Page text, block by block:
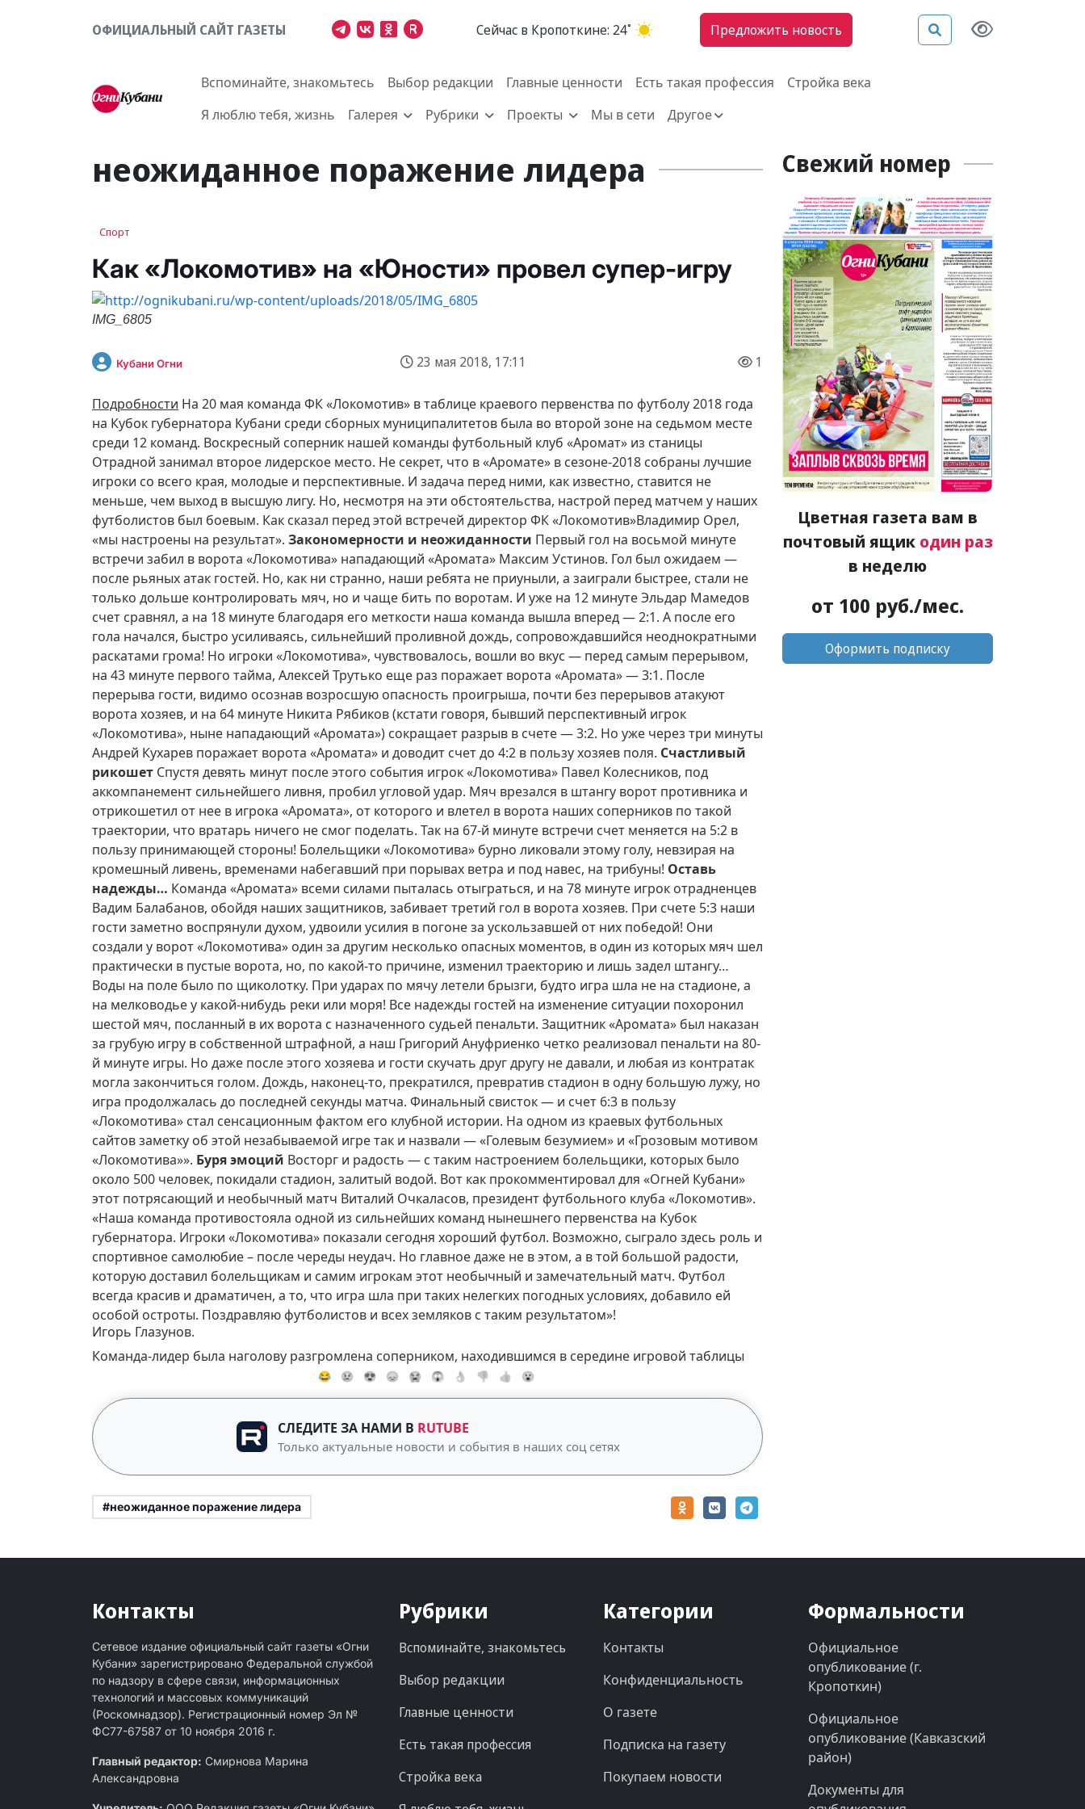
ОФИЦИАЛЬНЫЙ САЙТ ГАЗЕТЫ Cейчас в Кропоткине: 24˚ Предложить новость
Вспоминайте, знакомьтесь Выбор редакции Главные ценности Есть такая профессия
Стройка века
Я люблю тебя, жизнь
Галерея Рубрики Проекты Мы в сети Другое
неожиданное поражение лидера
Спорт
Как «Локомотив» на «Юности» провел супер-игру
IMG_6805
Кубани Огни 23 мая 2018, 17:11 1
Подробности На 20 мая команда ФК «Локомотив» в таблице краевого первенства по футболу 2018 года
на Кубок губернатора Кубани среди сборных муниципалитетов была во второй зоне на седьмом месте
среди 12 команд. Воскресный соперник нашей команды футбольный клуб «Аромат» из станицы
Отрадной занимал второе лидерское место. Не секрет, что в «Аромате» в сезоне-2018 собраны лучшие
игроки со всего края, молодые и перспективные. И задача перед ними, как известно, ставится не
меньше, чем выход в высшую лигу. Но, несмотря на эти обстоятельства, настрой перед матчем у наших
футболистов был боевым. Как сказал перед этой встречей директор ФК «Локомотив»Владимир Орел,
«мы настроены на результат». Закономерности и неожиданности Первый гол на восьмой минуте
встречи забил в ворота «Локомотива» нападающий «Аромата» Максим Устинов. Гол был ожидаем —
после рьяных атак гостей. Но, как ни странно, наши ребята не приуныли, а заиграли быстрее, стали не
только дольше контролировать мяч, но и чаще бить по воротам. И уже на 12 минуте Эльдар Мамедов
счет сравнял, а на 18 минуте благодаря его меткости наша команда вышла вперед — 2:1. А после его
гола начался, быстро усиливаясь, сильнейший проливной дождь, сопровождавшийся неоднократными
раскатами грома! Но игроки «Локомотива», чувствовалось, вошли во вкус — перед самым перерывом,
на 43 минуте первого тайма, Алексей Трутько еще раз поражает ворота «Аромата» — 3:1. После
перерыва гости, видимо осознав возросшую опасность проигрыша, почти без перерывов атакуют
ворота хозяев, и на 64 минуте Никита Рябиков (кстати говоря, бывший перспективный игрок
«Локомотива», ныне нападающий «Аромата») сокращает разрыв в счете — 3:2. Но уже через три минуты
Андрей Кухарев поражает ворота «Аромата» и доводит счет до 4:2 в пользу хозяев поля. Счастливый
рикошет Спустя девять минут после этого события игрок «Локомотива» Павел Колесников, под
аккомпанемент сильнейшего ливня, пробил угловой удар. Мяч врезался в штангу ворот противника и
отрикошетил от нее в игрока «Аромата», от которого и влетел в ворота наших соперников по такой
траектории, что вратарь ничего не смог поделать. Так на 67-й минуте встречи счет меняется на 5:2 в
пользу принимающей стороны! Болельщики «Локомотива» бурно ликовали этому голу, невзирая на
кромешный ливень, временами набегавший при порывах ветра и под навес, на трибуны! Оставь
надежды… Команда «Аромата» всеми силами пыталась отыграться, и на 78 минуте игрок отрадненцев
Вадим Балабанов, обойдя наших защитников, забивает третий гол в ворота хозяев. При счете 5:3 наши
гости заметно воспрянули духом, удвоили усилия в погоне за ускользавшей от них победой! Они
создали у ворот «Локомотива» один за другим несколько опасных моментов, в один из которых мяч шел
практически в пустые ворота, но, по какой-то причине, изменил траекторию и лишь задел штангу…
Воды на поле было по щиколотку. При ударах по мячу летели брызги, будто игра шла не на стадионе, а
на мелководье у какой-нибудь реки или моря! Все надежды гостей на изменение ситуации похоронил
шестой мяч, посланный в их ворота с назначенного судьей пенальти. Защитник «Аромата» был наказан
за грубую игру в собственной штрафной, а наш Григорий Ануфриенко четко реализовал пенальти на 80-
й минуте игры. Но даже после этого хозяева и гости скучать друг другу не давали, и любая из контратак
могла закончиться голом. Дождь, наконец-то, прекратился, превратив стадион в одну большую лужу, но
игра продолжалась до последней секунды матча. Финальный свисток — и счет 6:3 в пользу
«Локомотива» стал сенсационным фактом его клубной истории. На одном из краевых футбольных
сайтов заметку об этой незабываемой игре так и назвали — «Голевым безумием» и «Грозовым мотивом
«Локомотива»». Буря эмоций Восторг и радость — с таким настроением болельщики, которых было
около 500 человек, покидали стадион, залитый водой. Вот как прокомментировал для «Огней Кубани»
этот потрясающий и необычный матч Виталий Очкаласов, президент футбольного клуба «Локомотив».
«Наша команда противостояла одной из сильнейших команд нынешнего первенства на Кубок
губернатора. Игроки «Локомотива» показали сегодня хороший футбол. Возможно, сыграло здесь роль и
спортивное самолюбие – после череды неудач. Но главное даже не в этом, а в той большой радости,
которую доставил болельщикам и самим игрокам этот необычный и замечательный матч. Футбол
всегда красив и драматичен, а то, что игра шла при таких нелегких погодных условиях, добавило ей
особой остроты. Поздравляю футболистов и всех земляков с таким результатом»!
Игорь Глазунов.
Команда-лидер была наголову разгромлена соперником, находившимся в середине игровой таблицы
😂 😢 😍 😞 😭 😱 👌 👎 👍 😮
СЛЕДИТЕ ЗА НАМИ В RUTUBE
Только актуальные новости и события в наших соц сетях
#неожиданное поражение лидера
Свежий номер
Цветная газета вам в
почтовый ящик один раз
в неделю
от 100 руб./мес.
Оформить подписку
Контакты
Сетевое издание официальный сайт газеты «Огни
Кубани» зарегистрировано Федеральной службой
по надзору в сфере связи, информационных
технологий и массовых коммуникаций
(Роскомнадзор). Регистрационный номер Эл №
ФС77-67587 от 10 ноября 2016 г.
Главный редактор: Смирнова Марина
Александровна
Рубрики
Вспоминайте, знакомьтесь
Выбор редакции
Главные ценности
Есть такая профессия
Стройка века
Категории
Контакты
Конфиденциальность
О газете
Подписка на газету
Покупаем новости
Формальности
Официальное
опубликование (г.
Кропоткин)
Официальное
опубликование (Кавказский
район)
Документы для